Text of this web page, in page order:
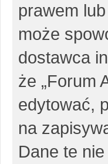
prawem
może
dostawca
że „Forum
edytować,
na
Dane te